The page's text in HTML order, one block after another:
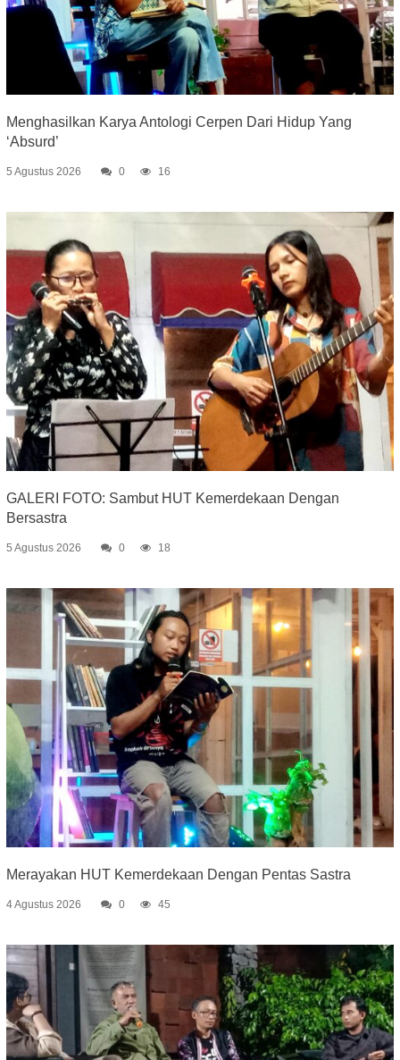
Menghasilkan Karya Antologi Cerpen Dari Hidup Yang
‘Absurd’
5 Agustus 2026 0 16
GALERI FOTO: Sambut HUT Kemerdekaan Dengan
Bersastra
5 Agustus 2026 0 18
Merayakan HUT Kemerdekaan Dengan Pentas Sastra
4 Agustus 2026 0 45